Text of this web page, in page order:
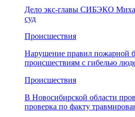
Дело экс-главы СИБЭКО
суд
Происшествия
Нарушение правил пожарной
происшествиям с гибелью
Происшествия
В Новосибирской области
проверка по факту